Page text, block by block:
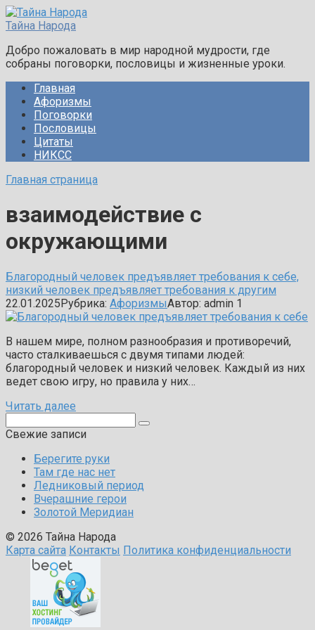
Перейти
к
Тайна Народа
Добро пожаловать в мир народной мудрости, где
собраны поговорки, пословицы и жизненные уроки.
Главная
Афоризмы
Поговорки
Пословицы
Цитаты
НИКСС
Главная страница
взаимодействие с
окружающими
Благородный человек предъявляет требования к себе,
низкий человек предъявляет требования к другим
22.01.2025Рубрика: АфоризмыАвтор: admin 1
В нашем мире, полном разнообразия и противоречий,
часто сталкиваешься с двумя типами людей:
благородный человек и низкий человек. Каждый из них
ведет свою игру, но правила у них…
Читать далее
Свежие записи
Берегите руки
Там где нас нет
Ледниковый период
Вчерашние герои
Золотой Меридиан
© 2026 Тайна Народа
Карта сайта Контакты Политика конфиденциальности